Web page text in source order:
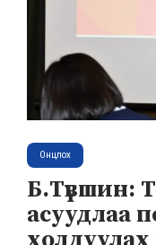
Онцлох
Б.Түвшин:
асуудлаа